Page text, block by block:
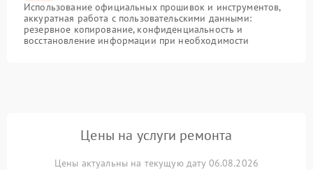
Использование официальных прошивок и инструментов,
аккуратная работа с пользовательскими данными:
резервное копирование, конфиденциальность и
восстановление информации при необходимости
Цены на услуги ремонта
Цены актуальны на текущую дату 06.08.2026